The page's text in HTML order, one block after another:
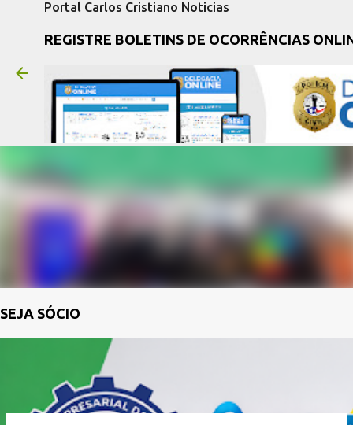
Portal Carlos Cristiano Noticias
REGISTRE BOLETINS DE OCORRÊNCIAS
SEJA SÓCIO